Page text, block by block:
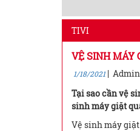
TIVI
VỆ SINH MÁY
1/18/2021 | Admin
Tại sao cần vệ
sinh máy giặt
Vệ sinh máy